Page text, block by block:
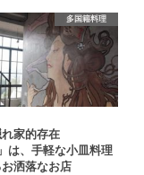
多国籍料理
家的存在
は、手軽な小皿料理
洒落なお店